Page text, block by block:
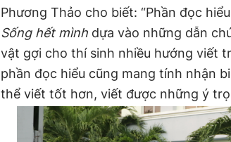
Phương Thảo cho biết: “Phần đọc
Sống hết mình dựa vào những dẫn
vật gợi cho thí sinh nhiều hướng viết
phần đọc hiểu cũng mang tính nhận
thể viết tốt hơn, viết được những ý